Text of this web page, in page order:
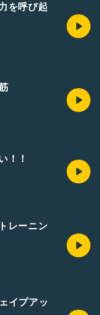
を呼び起
！！
レーニン
イプアッ